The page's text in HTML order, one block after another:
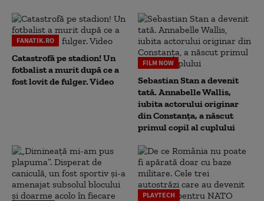
FANATIK.RO
Catastrofă pe stadion! Un
fotbalist a murit după ce a
fost lovit de fulger. Video
FILM NOW
Sebastian Stan a devenit
tată. Annabelle Wallis,
iubita actorului originar
din Constanța, a născut
primul copil al cuplului
PLAYTECH